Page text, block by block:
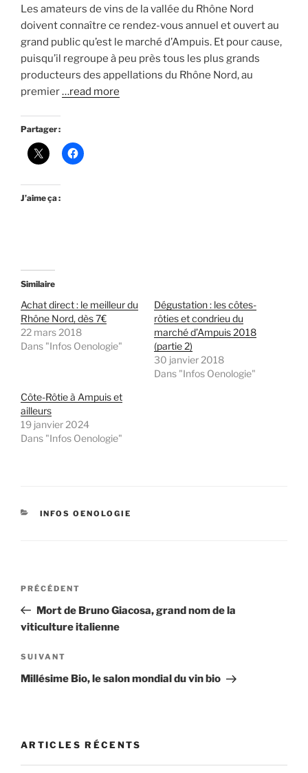
Les amateurs de vins de la vallée du Rhône Nord
doivent connaître ce rendez-vous annuel et ouvert au
grand public qu’est le marché d’Ampuis. Et pour cause,
puisqu’il regroupe à peu près tous les plus grands
producteurs des appellations du Rhône Nord, au
premier…read more
Partager :
J’aime ça :
Similaire
Achat direct : le meilleur du
Rhône Nord, dès 7€
22 mars 2018
Dans "Infos Oenologie"
Dégustation : les côtes-
rôties et condrieu du
marché d’Ampuis 2018
(partie 2)
30 janvier 2018
Dans "Infos Oenologie"
Côte-Rôtie à Ampuis et
ailleurs
19 janvier 2024
Dans "Infos Oenologie"
CATÉGORIES
INFOS OENOLOGIE
Navigation
l’article
Article
précédent
PRÉCÉDENT
Mort de Bruno Giacosa, grand nom de la
viticulture italienne
Article
suivant
SUIVANT
Millésime Bio, le salon mondial du vin bio
ARTICLES RÉCENTS